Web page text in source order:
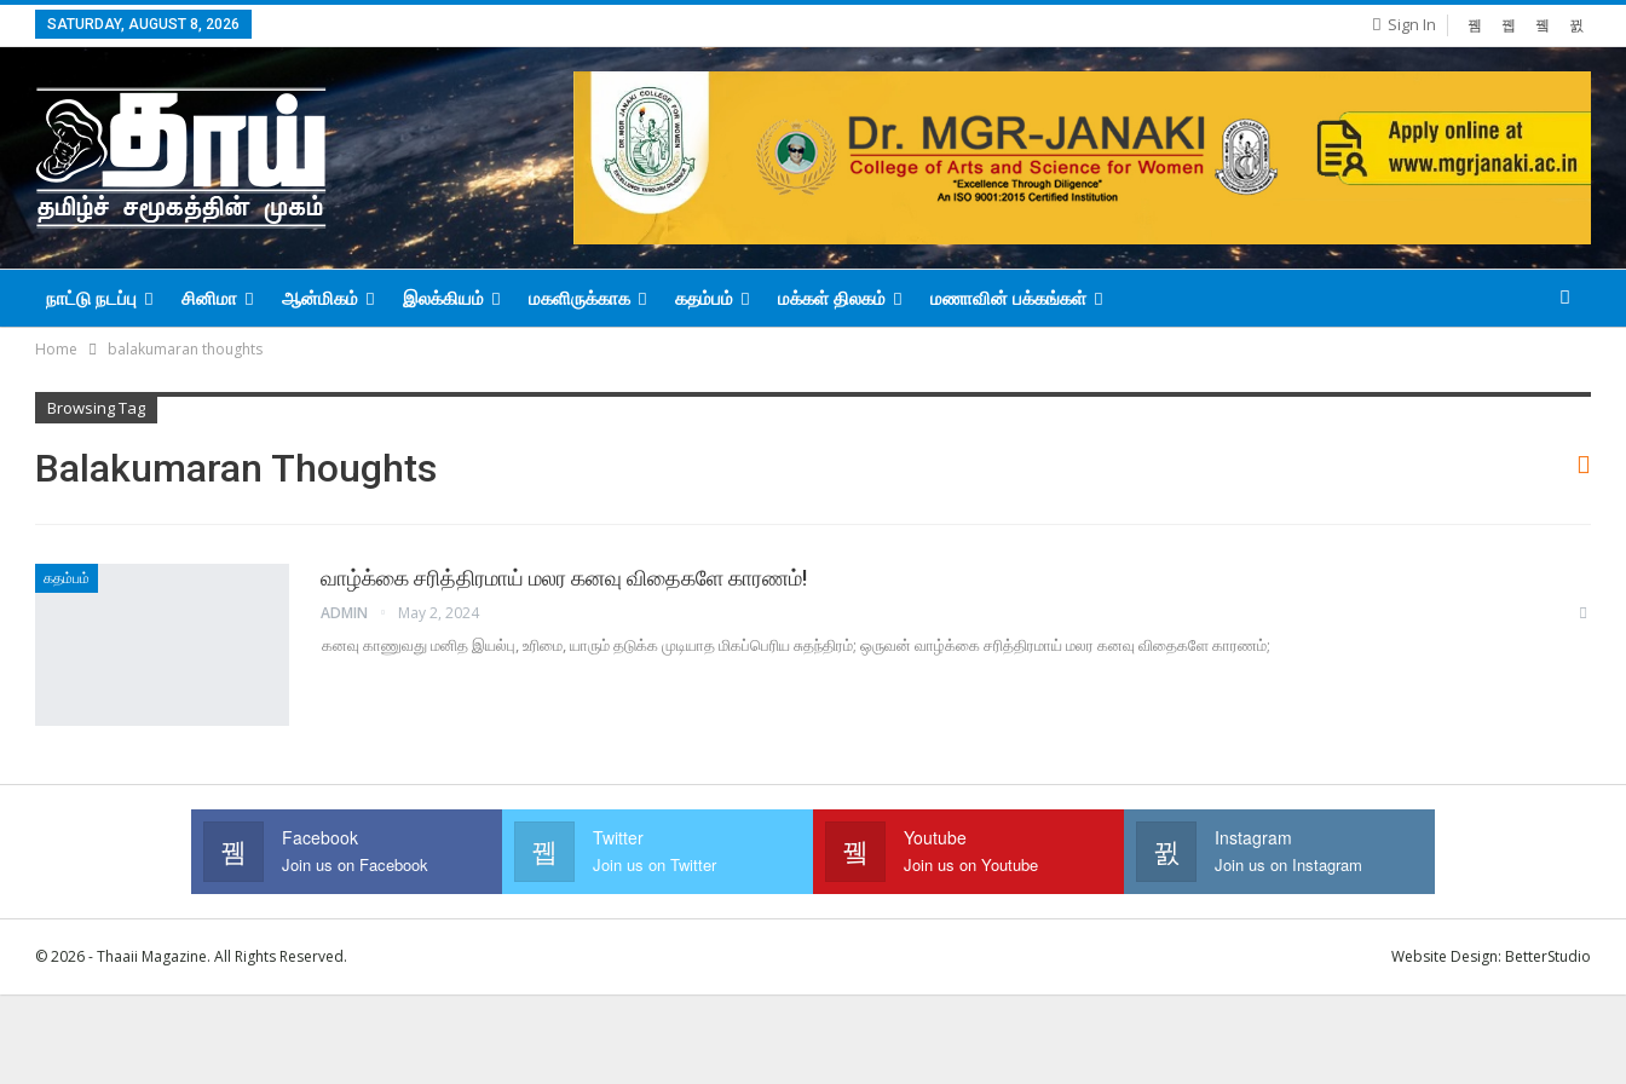
Sign In
SATURDAY, AUGUST 8, 2026
நாட்டு நடப்பு சினிமா ஆன்மிகம் இலக்கியம் மகளிருக்காக கதம்பம் மக்கள் திலகம் மணாவின் பக்கங்கள்
Home balakumaran thoughts
Browsing Tag
Balakumaran Thoughts
கதம்பம் வாழ்க்கை சரித்திரமாய் மலர கனவு விதைகளே காரணம்!
ADMIN May 2, 2024
கனவு காணுவது மனித இயல்பு, உரிமை, யாரும் தடுக்க முடியாத மிகப்பெரிய சுதந்திரம்; ஒருவன் வாழ்க்கை சரித்திரமாய் மலர கனவு விதைகளே காரணம்;
Facebook
Join us on Facebook
Twitter
Join us on Twitter
Youtube
Join us on Youtube
Instagram
Join us on Instagram
© 2026 - Thaaii Magazine. All Rights Reserved. Website Design: BetterStudio